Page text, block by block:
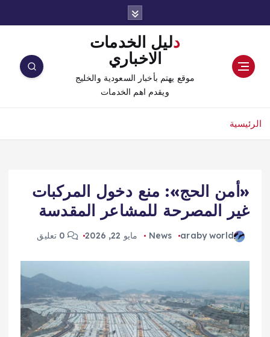
دليل الخدمات
الاخباري
موقع يهتم بأخبار السعودية والخليج
ويقدم اهم الخدمات
الرئيسية
«أمن الحج»: منع دخول المركبات
غير المصرحة للمشاعر المقدسة
araby world
News مايو 22, 2026